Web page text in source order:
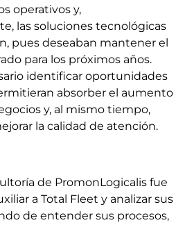
operativos y,
las soluciones tecnológicas
pues deseaban mantener el
para los próximos años.
identificar oportunidades
absorber el aumento
y, al mismo tiempo,
la calidad de atención.
de PromonLogicalis fue
a Total Fleet y analizar sus
de entender sus procesos,